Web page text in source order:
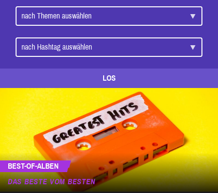
LOS
BEST-OF-ALBEN
DAS BESTE VOM BESTEN